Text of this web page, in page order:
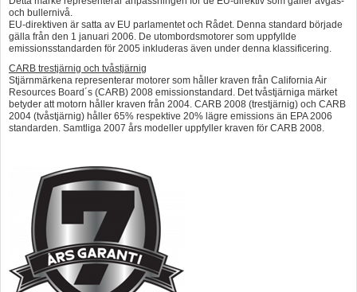
och bullernivå.
EU-direktiven är satta av EU parlamentet och Rådet. Denna standard började
gälla från den 1 januari 2006. De utombordsmotorer som uppfyllde
emissionsstandarden för 2005 inkluderas även under denna klassificering.
CARB trestjärnig och tvåstjärnig
Stjärnmärkena representerar motorer som håller kraven från California Air
Resources Board´s (CARB) 2008 emissionstandard. Det tvåstjärniga märket
betyder att motorn håller kraven från 2004. CARB 2008 (trestjärnig) och CARB
2004 (tvåstjärnig) håller 65% respektive 20% lägre emissions än EPA 2006
standarden. Samtliga 2007 års modeller uppfyller kraven för CARB 2008.